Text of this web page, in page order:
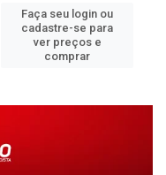
Faça seu login ou
cadastre-se para
ver preços e
comprar